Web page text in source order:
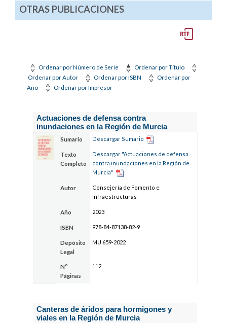
OTRAS PUBLICACIONES
Ordenar por Número de Serie
Ordenar por Título
Ordenar por Autor
Ordenar por ISBN
Ordenar por
Año
Ordenar por Impresor
Actuaciones de defensa contra
inundaciones en la Región de Murcia
Sumario Descargar Sumario
Texto
Completo
Descargar "Actuaciones de defensa
contra inundaciones en la Región de
Murcia"
Autor
Consejería de Fomento e
Infraestructuras
Año 2023
ISBN 978-84-87138-82-9
Depósito
Legal
MU 659-2022
Nº
Páginas
112
Canteras de áridos para hormigones y
viales en la Región de Murcia